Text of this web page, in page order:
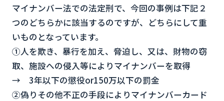
マイナンバー法での法定刑で、今回の事例は下記２
つのどちらかに該当するのですが、どちらにして重
いものとなっています。
①人を欺き、暴行を加え、脅迫し、又は、財物の窃
取、施設への侵入等によりマイナンバーを取得
→ 3年以下の懲役or150万以下の罰金
②偽りその他不正の手段によりマイナンバーカード